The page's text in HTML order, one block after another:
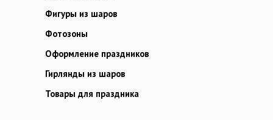
Фигуры из шаров
Фотозоны
Оформление праздников
Гирлянды из шаров
Товары для праздника